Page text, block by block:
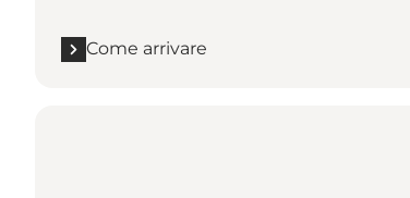
Come arrivare